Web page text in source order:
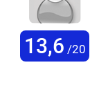
13,6 /20